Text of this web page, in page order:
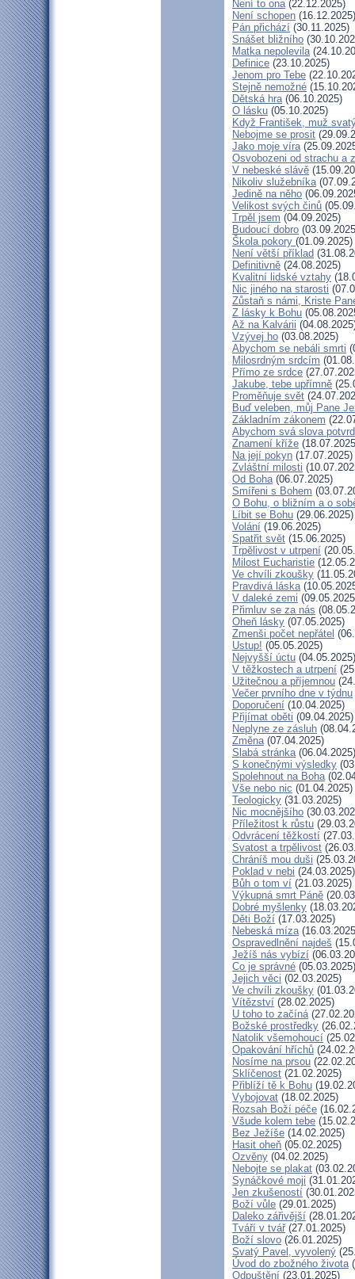
Není to ona(22.12.2025)
Není schopen (16.12.2025)
Pán přichází (30.11.2025)
Snášet bližního
Matka nepolevila
Definice (23.10.2025)
Jenom pro Tebe
Stejně nemožné
Dětská hra(06.10.2025)
O lásku (05.10.2025)
Když František, muž
Nebojme se prosit
Jako moje víra
Osvobozeni od strachu a
V nebeské slávě
Nikoliv služebníka
Jedině na něho
Velikost svých činů
Trpěl jsem (04.09.2025)
Budoucí dobro
Škola pokory (01.09.2025)
Není větší příklad
Definitivně (24.08.2025)
Kvalitní lidské vztahy
Nic jiného na starosti
Zůstaň s námi, Kriste
Z lásky k Bohu
Až na Kalvárii
Vzývej ho (03.08.2025)
Abychom se nebáli smrti
Milosrdným srdcím
Přímo ze srdce
Jakube, tebe upřímně
Proměňuje svět
Buď veleben, můj Pane
Základním zákonem
Abychom svá slova
Znamení kříže
Na její pokyn (17.07.2025)
Zvláštní milosti
Od Boha(06.07.2025)
Smířeni s Bohem
O Bohu, o bližním a o
Líbit se Bohu (29.06.2025)
Volání (19.06.2025)
Spatřit svět (15.06.2025)
Trpělivost v utrpení
Milost Eucharistie
Ve chvíli zkoušky
Pravdivá láska
V daleké zemi
Přimluv se za nás
Oheň lásky (07.05.2025)
Zmenši počet nepřátel
Ustup! (05.05.2025)
Nejvyšší úctu (04.05.2025)
V těžkostech a utrpení
Užitečnou a příjemnou
Večer prvního dne v týdnu
Doporučení (10.04.2025)
Přijímat oběti (09.04.2025)
Neplyne ze zásluh
Změna(07.04.2025)
Slabá stránka(06.04.2025)
S konečnými výsledky
Spolehnout na Boha
Vše nebo nic (01.04.2025)
Teologicky (31.03.2025)
Nic mocnějšího
Příležitost k růstu
Odvrácení těžkostí
Svatost a trpělivost
Chráníš mou duši
Poklad v nebi (24.03.2025)
Bůh o tom ví (21.03.2025)
Výkupná smrt Páně
Dobré myšlenky
Děti Boží (17.03.2025)
Nebeská míza
Ospravedlnění najdeš
Ježíš nás vybízí
Co je správné (05.03.2025)
Jejich věci (02.03.2025)
Ve chvíli zkoušky
Vítězství (28.02.2025)
U toho to začíná
Božské prostředky
Natolik všemohoucí
Opakování hříchů
Nosíme na prsou
Sklíčenost (21.02.2025)
Přiblíží tě k Bohu
Vybojovat (18.02.2025)
Rozsah Boží péče
Všude kolem tebe
Bez Ježíše (14.02.2025)
Hasit oheň (05.02.2025)
Ozvěny (04.02.2025)
Nebojte se plakat
Synáčkové moji
Jen zkušeností
Boží vůle (29.01.2025)
Daleko zářivější
Tváří v tvář(27.01.2025)
Boží slovo (26.01.2025)
Svatý Pavel, vyvolený
Úvod do zbožného života
Odpuštění (23.01.2025)